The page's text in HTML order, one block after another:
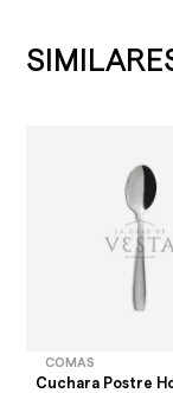
COMAS
Cuchara Postre